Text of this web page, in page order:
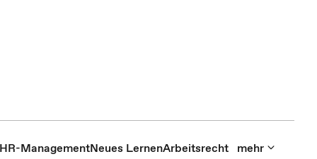
HR-ManagementNeues LernenArbeitsrecht mehr